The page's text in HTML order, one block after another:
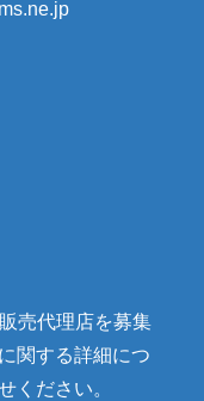
売代理店を募集
関する詳細につ
ください。